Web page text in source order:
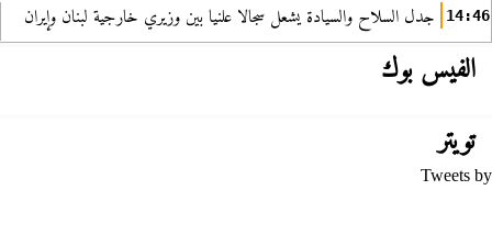
14:46 جدل السلاح والسيادة يشعل سجالا علنيا بين وزيري خارجية لبنان وإيران
الفيس بوك
تويتر
Tweets by